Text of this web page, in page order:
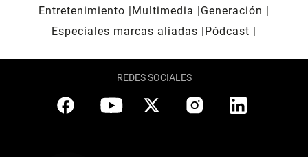
Entretenimiento
Multimedia
Generación
Especiales marcas aliadas
Pódcast
REDES SOCIALES